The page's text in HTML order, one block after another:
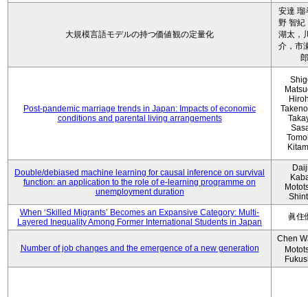
大規模言語モデルの持つ価値観の定量化
安達 瑠
野 智紀
湖太，
介，市
郎
Post-pandemic marriage trends in Japan: Impacts of economic
conditions and parental living arrangements
Double/debiased machine learning for causal inference on survival
function: an application to the role of e-learning programme on
unemployment duration
When ‘Skilled Migrants’ Becomes an Expansive Category: Multi-
Layered Inequality Among Former International Students in Japan
眞住
Number of job changes and the emergence of a new generation
Chen